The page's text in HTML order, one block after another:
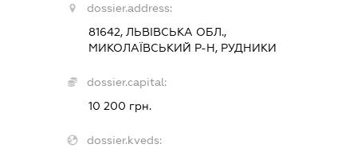
dossier.address:
81642, ЛЬВІВСЬКА ОБЛ.,
МИКОЛАЇВСЬКИЙ Р-Н, РУДНИКИ
dossier.capital:
10 200 грн.
dossier.kveds: